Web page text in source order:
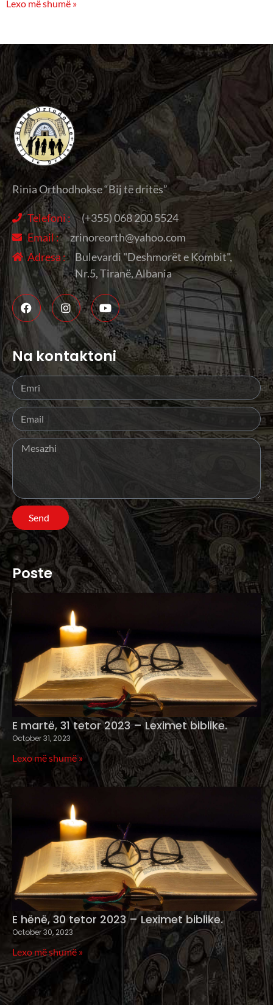
Lexo më shumë »
Rinia Orthodhokse “Bij të dritës”
Telefoni :
(+355) 068 200 5524
Email :
zrinoreorth@yahoo.com
Adresa :
Bulevardi "Deshmorët e Kombit",
Nr.5, Tiranë, Albania
Na kontaktoni
Send
Poste
E martë, 31 tetor 2023 – Leximet biblike.
October 31, 2023
Lexo më shumë »
E hënë, 30 tetor 2023 – Leximet biblike.
October 30, 2023
Lexo më shumë »